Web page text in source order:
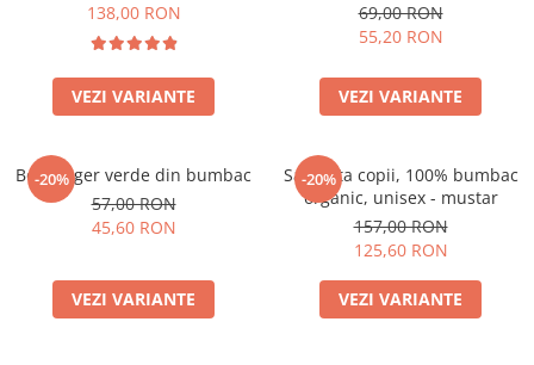
138,00 RON
VEZI VARIANTE
69,00 RON
55,20 RON
VEZI VARIANTE
-20%
Body Tiger verde din bumbac
57,00 RON
45,60 RON
VEZI VARIANTE
-20%
Salopeta copii, 100% bumbac
organic, unisex - mustar
157,00 RON
125,60 RON
VEZI VARIANTE